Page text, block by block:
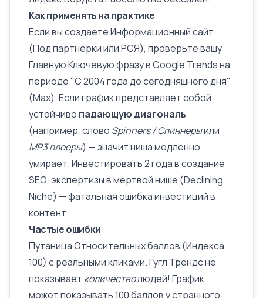
Как применять на практике
Если вы создаете Информационный сайт
(Под партнерки или РСЯ), проверьте вашу
Главную Ключевую фразу в Google Trends на
периоде "С 2004 года до сегодняшнего дня"
(Max). Если график представляет собой
устойчиво падающую диагональ
(например, слово Spinners / Спиннерыили
MP3 плееры) — значит ниша медленно
умирает. Инвестировать 2 года в создание
SEO-экспертизы в мертвой нише (Declining
Niche) — фатальная ошибка инвестиций в
контент.
Частые ошибки
Путаница Относительных баллов (Индекса
100) с реальными кликами. Гугл Трендс не
показывает количестволюдей! График
может показывать 100 баллов у странного